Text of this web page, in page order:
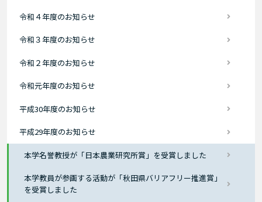
令和４年度のお知らせ
令和３年度のお知らせ
令和２年度のお知らせ
令和元年度のお知らせ
平成30年度のお知らせ
平成29年度のお知らせ
本学名誉教授が「日本農業研究所賞」を受賞しました
本学教員が参画する活動が「秋田県バリアフリー推進賞」
を受賞しました